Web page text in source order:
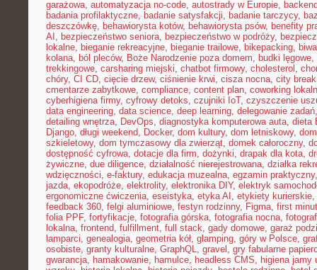
garażowa, automatyzacja no-code, autostrady w Europie,
badania profilaktyczne, badanie satysfakcji, badanie tarczycy,
deszczówkę, behawiorysta kotów, behawiorysta psów, benefity
AI , bezpieczeństwo seniora, bezpieczeństwo w podróży,
lokalne, bieganie rekreacyjne, bieganie trailowe, bikepacking,
kolana, ból pleców, Boże Narodzenie poza domem, budki lęgowe,
trekkingowe, carsharing miejski, chatbot firmowy, cholesterol ,
chóry, CI CD, cięcie drzew, ciśnienie krwi, cisza nocna, city
cmentarze zabytkowe, compliance, content plan, coworking
cyberhigiena firmy, cyfrowy detoks, czujniki IoT, czyszczenie
data engineering, data science, deep learning, delegowanie zadań
detailing wnętrza, DevOps, diagnostyka komputerowa auta, dieta
Django, długi weekend, Docker, dom kultury, dom letniskowy,
szkieletowy, dom tymczasowy dla zwierząt, domek całoroczny,
dostępność cyfrowa, dotacje dla firm, dożynki, drapak dla kota,
żywiczne, due diligence, działalność nierejestrowana, działka
wdzięczności, e-faktury, edukacja muzealna, egzamin praktyczny
jazda, ekopodróże, elektrolity, elektronika DIY, elektryk
ergonomiczne ćwiczenia, eseistyka, etyka AI , etykiety kurierskie,
feedback 360, felgi aluminiowe, festyn rodzinny, Figma, first
folia PPF, fortyfikacje, fotografia górska, fotografia nocna,
lokalna, frontend, fulfillment, full stack, gady domowe, garaż
lamparci, genealogia, geometria kół, glamping, góry w Polsce,
osobiste, granty kulturalne, GraphQL, gravel , gry fabularne
gwarancja, hamakowanie, hamulce, headless CMS, higiena jamy